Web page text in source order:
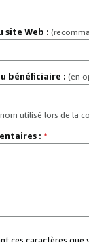
site Web :
bénéficiaire : (en
utilisé lors de la
: *